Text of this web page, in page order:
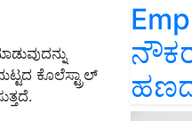
ಕೊಲೆಸ್ಟ್ರಾಲ್